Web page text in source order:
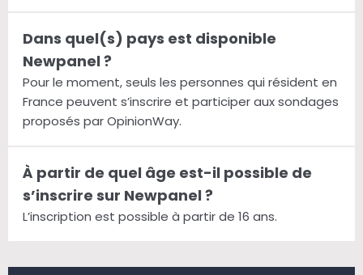
Dans quel(s) pays est disponible
Newpanel ?
Pour le moment, seuls les personnes qui résident en
France peuvent s’inscrire et participer aux sondages
proposés par OpinionWay.
À partir de quel âge est-il possible de
s’inscrire sur Newpanel ?
L’inscription est possible à partir de 16 ans.